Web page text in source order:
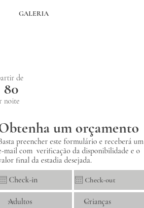
GALERIA
de
noite
um orçamento
preencher este formulário e receberá um
mail com verificação da disponibilidade e o
final da estadia desejada.